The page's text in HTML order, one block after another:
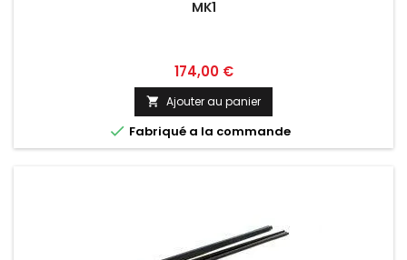
MK1
Prix
174,00 €
 Ajouter au panier
 Fabriqué a la commande